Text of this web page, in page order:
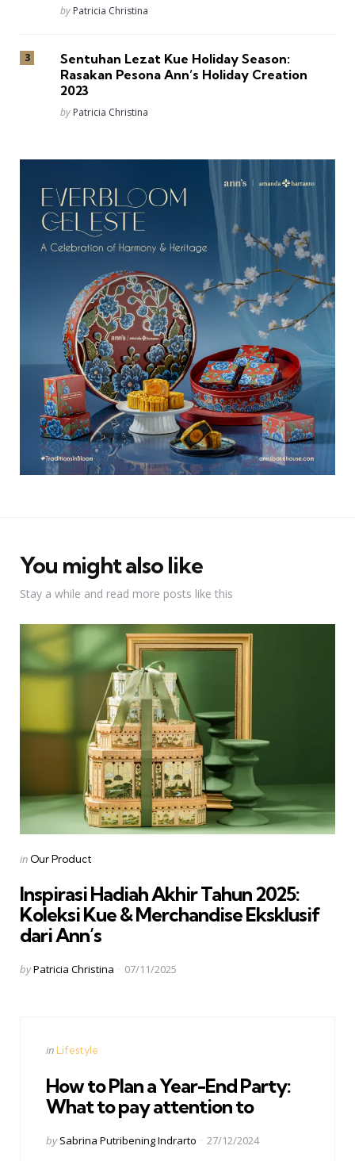
Posted
by Patricia Christina
Sentuhan Lezat Kue Holiday Season:
Rasakan Pesona Ann’s Holiday Creation
2023
Posted
by Patricia Christina
You might also like
Stay a while and read more posts like this
Categories
Posted
in Our Product
Inspirasi Hadiah Akhir Tahun 2025:
Koleksi Kue & Merchandise Eksklusif
dari Ann’s
Posted
byPatricia Christina 07/11/2025
Categories
Posted
in Lifestyle
How to Plan a Year-End Party:
What to pay attention to
Posted
by Sabrina Putribening Indrarto 27/12/2024